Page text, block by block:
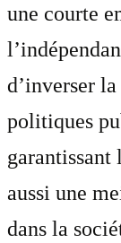
une courte
d’inverser
politiques
garantissant
aussi une
dans la